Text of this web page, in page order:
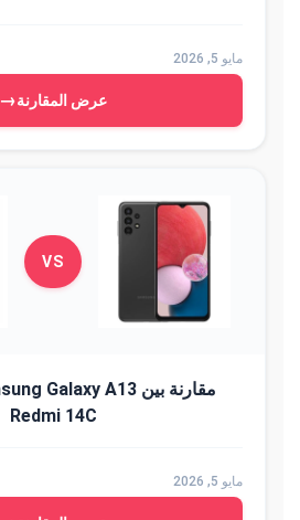
مايو 5, 2026
عرض المقارنة→
VS
Redmi 14C
مايو 5, 2026